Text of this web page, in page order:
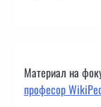
Материал на
професор